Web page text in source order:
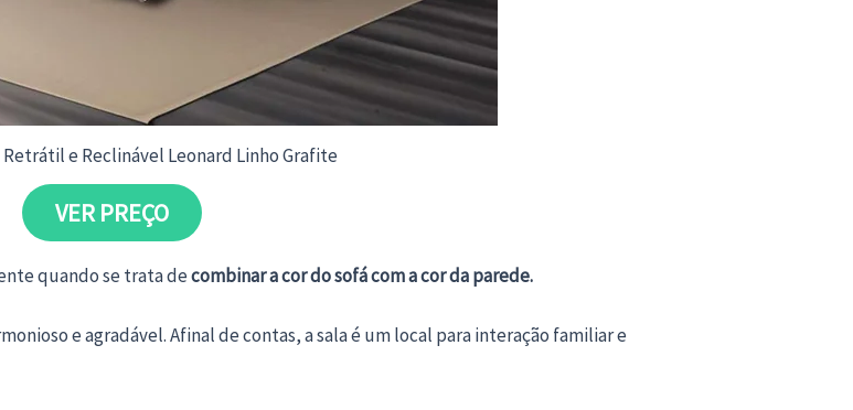
Retrátil e Reclinável Leonard Linho Grafite
VER PREÇO
quando se trata decombinar a cor do sofá com a cor da parede.
e agradável. Afinal de contas, a sala é um local para interação familiar e